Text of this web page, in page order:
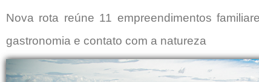
Nova rota reúne 11 empreendimentos
gastronomia e contato com a natureza